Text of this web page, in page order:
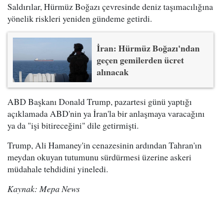
Saldırılar, Hürmüz Boğazı çevresinde deniz taşımacılığına
yönelik riskleri yeniden gündeme getirdi.
İran: Hürmüz Boğazı'ndan
geçen gemilerden ücret
alınacak
ABD Başkanı Donald Trump, pazartesi günü yaptığı
açıklamada ABD'nin ya İran'la bir anlaşmaya varacağını
ya da "işi bitireceğini" dile getirmişti.
Trump, Ali Hamaney'in cenazesinin ardından Tahran'ın
meydan okuyan tutumunu sürdürmesi üzerine askeri
müdahale tehdidini yineledi.
Kaynak: Mepa News